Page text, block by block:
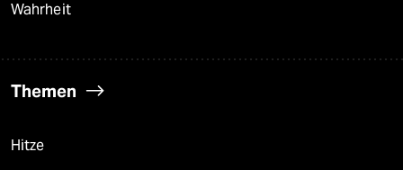
Wahrheit
Themen
Hitze